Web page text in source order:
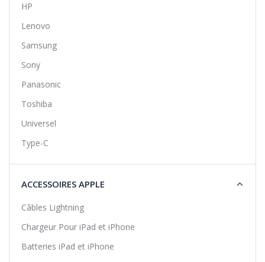
HP
Lenovo
Samsung
Sony
Panasonic
Toshiba
Universel
Type-C
ACCESSOIRES APPLE
Câbles Lightning
Chargeur Pour iPad et iPhone
Batteries iPad et iPhone